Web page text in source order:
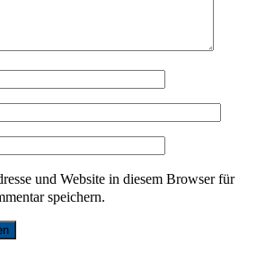
und Website in diesem Browser für
speichern.